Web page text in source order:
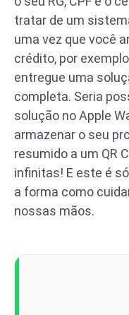
tratar de um
uma vez que você
crédito, por
entregue uma
completa. Seria
solução no Apple
armazenar o seu
resumido a um QR
infinitas! E este é
a forma como
nossas mãos.